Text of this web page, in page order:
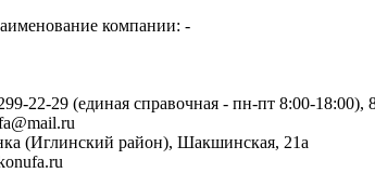
компании: -
22-29 (единая справочная - пн-пт 8:00-18:00),
(Иглинский район), Шакшинская, 21а